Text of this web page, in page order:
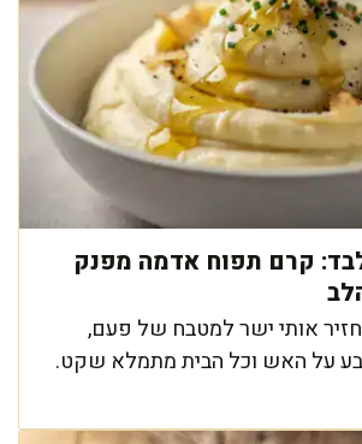
קרם תפוח אדמה מפנק
אותי ישר למטבח של פעם,
על האש וכל הבית מתמלא שקט.